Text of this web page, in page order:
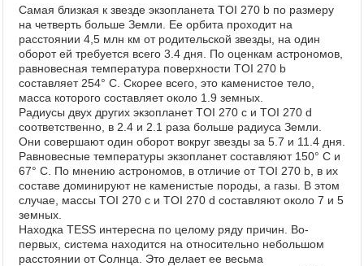
Самая близкая к звезде экзопланета TOI 270 b по размеру
на четверть больше Земли. Ее орбита проходит на
расстоянии 4,5 млн км от родительской звезды, на один
оборот ей требуется всего 3.4 дня. По оценкам астрономов,
равновесная температура поверхности TOI 270 b
составляет 254° C. Скорее всего, это каменистое тело,
масса которого составляет около 1.9 земных.
Радиусы двух других экзопланет TOI 270 c и TOI 270 d
соответственно, в 2.4 и 2.1 раза больше радиуса Земли.
Они совершают один оборот вокруг звезды за 5.7 и 11.4 дня.
Равновесные температуры экзопланет составляют 150° C и
67° C. По мнению астрономов, в отличие от TOI 270 b, в их
составе доминируют не каменистые породы, а газы. В этом
случае, массы TOI 270 c и TOI 270 d составляют около 7 и 5
земных.
Находка TESS интересна по целому ряду причин. Во-
первых, система находится на относительно небольшом
расстоянии от Солнца. Это делает ее весьма